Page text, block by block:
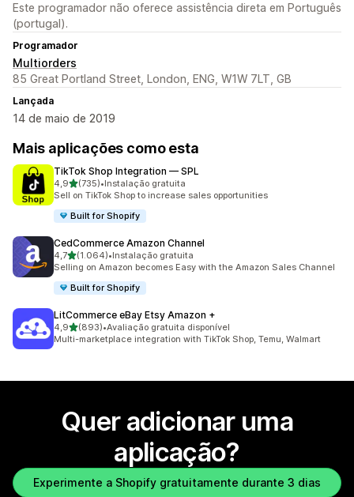
Este programador não oferece assistência direta em Português
(portugal).
Programador
Multiorders
85 Great Portland Street, London, ENG, W1W 7LT, GB
Lançada
14 de maio de 2019
Mais aplicações como esta
TikTok Shop Integration — SPL
4,9de 5 estrelas
(735)
735 total de avaliações
•Instalação gratuita
Sell on TikTok Shop to increase sales opportunities
Built for Shopify
CedCommerce Amazon Channel
4,7de 5 estrelas
(1.064)
1064 total de avaliações
•Instalação gratuita
Selling on Amazon becomes Easy with the Amazon Sales Channel
Built for Shopify
LitCommerce eBay Etsy Amazon +
4,9de 5 estrelas
(893)
893 total de avaliações
•Avaliação gratuita disponível
Multi-marketplace integration with TikTok Shop, Temu, Walmart
Quer adicionar uma
aplicação?
Experimente a Shopify gratuitamente durante 3 dias